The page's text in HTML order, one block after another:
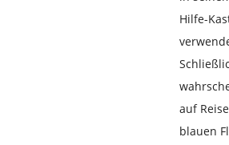
Hilfe-
auf
blauen